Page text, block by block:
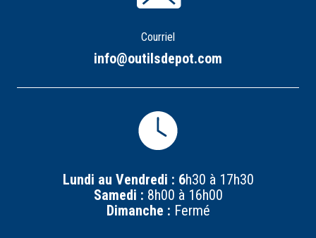
Courriel
info@outilsdepot.com
Lundi au Vendredi : 6h30 à 17h30
Samedi : 8h00 à 16h00
Dimanche : Fermé